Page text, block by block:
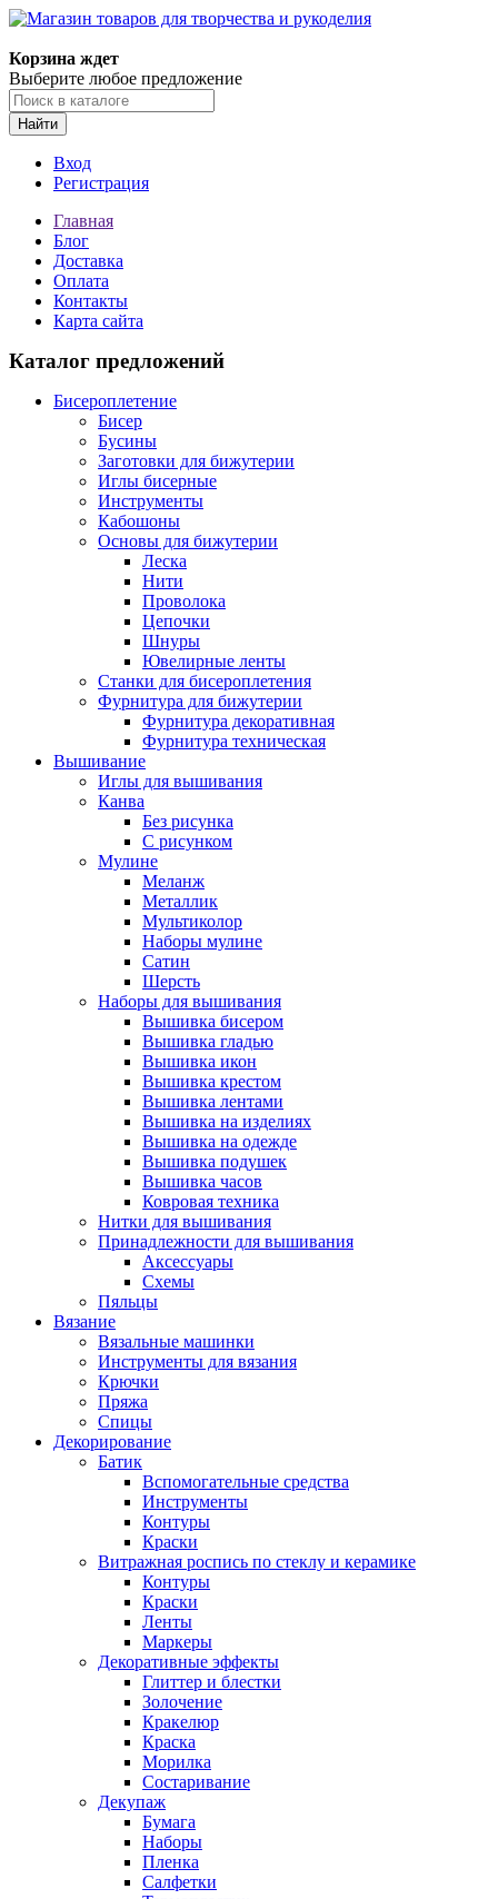
Корзина ждет
Выберите любое предложение
Найти
Вход
Регистрация
Главная
Блог
Доставка
Оплата
Контакты
Карта сайта
Каталог предложений
Бисероплетение
Бисер
Бусины
Заготовки для бижутерии
Иглы бисерные
Инструменты
Кабошоны
Основы для бижутерии
Леска
Нити
Проволока
Цепочки
Шнуры
Ювелирные ленты
Станки для бисероплетения
Фурнитура для бижутерии
Фурнитура декоративная
Фурнитура техническая
Вышивание
Иглы для вышивания
Канва
Без рисунка
С рисунком
Мулине
Меланж
Металлик
Мультиколор
Наборы мулине
Сатин
Шерсть
Наборы для вышивания
Вышивка бисером
Вышивка гладью
Вышивка икон
Вышивка крестом
Вышивка лентами
Вышивка на изделиях
Вышивка на одежде
Вышивка подушек
Вышивка часов
Ковровая техника
Нитки для вышивания
Принадлежности для вышивания
Аксессуары
Схемы
Пяльцы
Вязание
Вязальные машинки
Инструменты для вязания
Крючки
Пряжа
Спицы
Декорирование
Батик
Вспомогательные средства
Инструменты
Контуры
Краски
Витражная роспись по стеклу и керамике
Контуры
Краски
Ленты
Маркеры
Декоративные эффекты
Глиттер и блестки
Золочение
Кракелюр
Краска
Морилка
Состаривание
Декупаж
Бумага
Наборы
Пленка
Салфетки